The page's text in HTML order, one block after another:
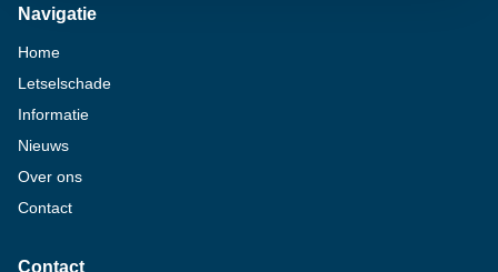
Navigatie
Home
Letselschade
Informatie
Nieuws
Over ons
Contact
Contact